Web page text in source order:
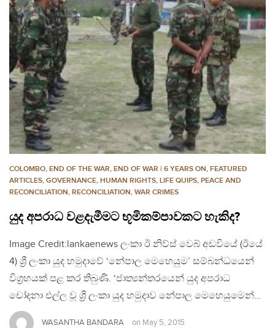
COLOMBO, END OF THE WAR, END OF WAR | 6 YEARS ON, FEATURED
ARTICLES, GOVERNANCE, HUMAN RIGHTS, LIFE QUIPS, PEACE AND
RECONCILIATION, RECONCILIATION, WAR CRIMES
යුද අපරාධ වළදැමීමට භූමිකම්පාවකට හැකිද?
Image Credit:lankaenews ලංකා ඊ නිව්ස් වෙබ් අඩවියේ (ඊයේ
4) ශ්‍රී ලංකා යුද හමුදාවේ ‘නේපාල මෙහෙයුම’ සම්බන්ධයෙන්
විග්‍රහයක් පළ කර තිබුණි. ‘ජාත්‍යන්තරයෙන් යුද අපරාධ
චෝදනා එල්ල වූ ශ්‍රී ලංකා යුද හමුදාව නේපාල මෙහෙයුමෙන්…
WASANTHA BANDARA on May 5, 2015